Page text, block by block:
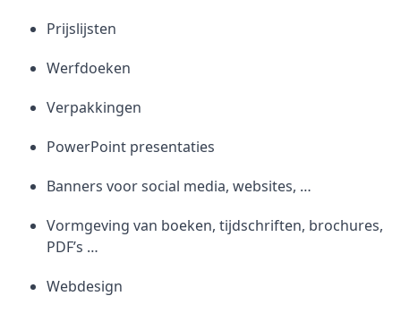
Prijslijsten
Werfdoeken
Verpakkingen
PowerPoint presentaties
Banners voor social media, websites, …
Vormgeving van boeken, tijdschriften, brochures,
PDF’s …
Webdesign